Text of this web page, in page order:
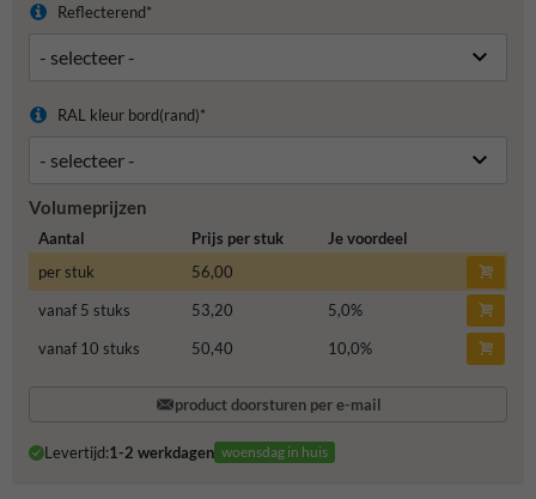
Reflecterend*
RAL kleur bord(rand)*
Volumeprijzen
Aantal Prijs per stuk
Je voordeel
per stuk
56,00
vanaf 5 stuks
53,20 5,0%
vanaf 10 stuks
50,40 10,0%
product doorsturen per e-mail
Levertijd:1-2 werkdagen woensdag in huis